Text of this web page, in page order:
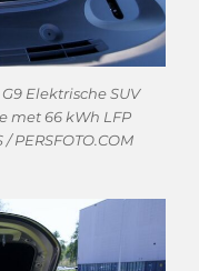
G9 Elektrische SUV
met 66 kWh LFP
PERSFOTO.COM